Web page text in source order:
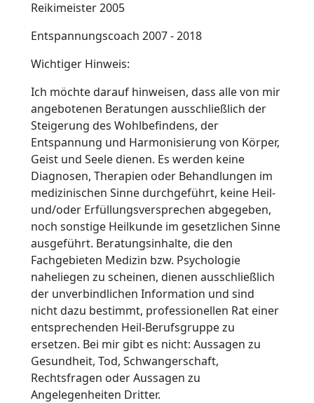
Reikimeister 2005
Entspannungscoach 2007 - 2018
Wichtiger Hinweis:
Ich möchte darauf hinweisen, dass alle von mir
angebotenen Beratungen ausschließlich der
Steigerung des Wohlbefindens, der
Entspannung und Harmonisierung von Körper,
Geist und Seele dienen. Es werden keine
Diagnosen, Therapien oder Behandlungen im
medizinischen Sinne durchgeführt, keine Heil-
und/oder Erfüllungsversprechen abgegeben,
noch sonstige Heilkunde im gesetzlichen Sinne
ausgeführt. Beratungsinhalte, die den
Fachgebieten Medizin bzw. Psychologie
naheliegen zu scheinen, dienen ausschließlich
der unverbindlichen Information und sind
nicht dazu bestimmt, professionellen Rat einer
entsprechenden Heil-Berufsgruppe zu
ersetzen. Bei mir gibt es nicht: Aussagen zu
Gesundheit, Tod, Schwangerschaft,
Rechtsfragen oder Aussagen zu
Angelegenheiten Dritter.